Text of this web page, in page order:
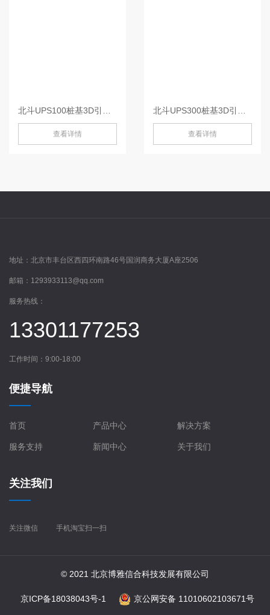
查看详情 查看详情
地址： 北京市丰台区西四环南路46号国润商务大厦A座2506
邮箱： 1293933113@qq.com
服务热线：
13301177253
工作时间：9:00-18:00
便捷导航
首页 产品中心 解决方案
服务支持 新闻中心 关于我们
关注我们
关注微信 手机淘宝扫一扫
© 2021 北京博雅信合科技发展有限公司
京ICP备18038043号-1 京公网安备 11010602103671号